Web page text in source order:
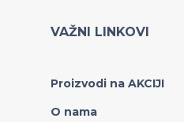
VAŽNI LINKOVI
Proizvodi na AKCIJI
O nama